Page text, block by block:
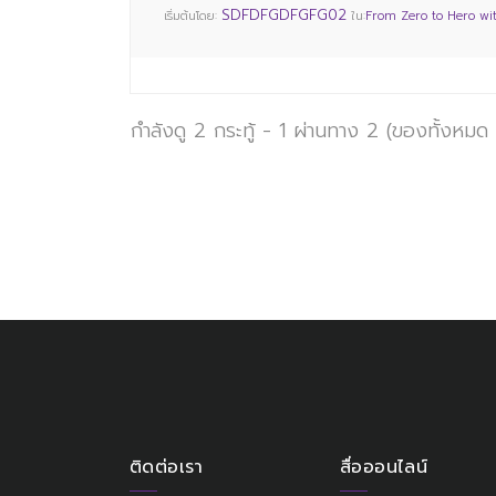
เริ่มต้นโดย: SDFDFGDFGFG02 ใน:From Zero to Hero
กำลังดู 2 กระทู้ - 1 ผ่านทาง 2 (ของทั้งหมด
ติดต่อเรา สื่อออนไลน์